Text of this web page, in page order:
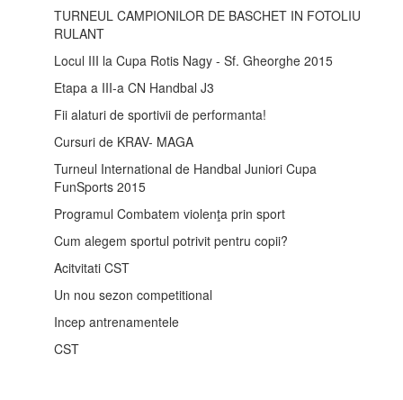
TURNEUL CAMPIONILOR DE BASCHET IN FOTOLIU
RULANT
Locul III la Cupa Rotis Nagy - Sf. Gheorghe 2015
Etapa a III-a CN Handbal J3
Fii alaturi de sportivii de performanta!
Cursuri de KRAV- MAGA
Turneul International de Handbal Juniori Cupa
FunSports 2015
Programul Combatem violenţa prin sport
Cum alegem sportul potrivit pentru copii?
Acitvitati CST
Un nou sezon competitional
Incep antrenamentele
CST